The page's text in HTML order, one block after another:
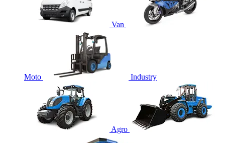
Van
Moto Industry
Agro